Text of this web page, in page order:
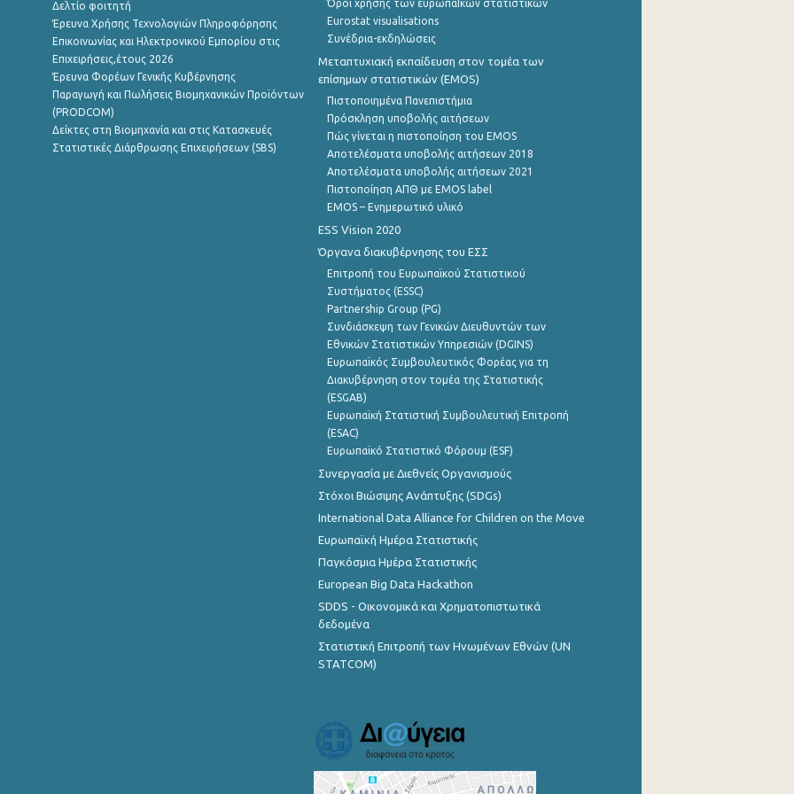
Δελτίο φοιτητή
Έρευνα Χρήσης Τεχνολογιών Πληροφόρησης
Επικοινωνίας και Ηλεκτρονικού Εμπορίου στις
Επιχειρήσεις,έτους 2026
Έρευνα Φορέων Γενικής Κυβέρνησης
Παραγωγή και Πωλήσεις Βιομηχανικών Προϊόντων
(PRODCOM)
Δείκτες στη Βιομηχανία και στις Κατασκευές
Στατιστικές Διάρθρωσης Επιχειρήσεων (SBS)
Όροι χρήσης των ευρωπαΪκών στατιστικών
Eurostat visualisations
Συνέδρια-εκδηλώσεις
Μεταπτυχιακή εκπαίδευση στον τομέα των
επίσημων στατιστικών (EMOS)
Πιστοποιημένα Πανεπιστήμια
Πρόσκληση υποβολής αιτήσεων
Πώς γίνεται η πιστοποίηση του EMOS
Αποτελέσματα υποβολής αιτήσεων 2018
Αποτελέσματα υποβολής αιτήσεων 2021
Πιστοποίηση ΑΠΘ με EMOS label
EMOS – Ενημερωτικό υλικό
ESS Vision 2020
Όργανα διακυβέρνησης του ΕΣΣ
Επιτροπή του Ευρωπαϊκού Στατιστικού
Συστήματος (ESSC)
Partnership Group (PG)
Συνδιάσκεψη των Γενικών Διευθυντών των
Εθνικών Στατιστικών Υπηρεσιών (DGINS)
Ευρωπαϊκός Συμβουλευτικός Φορέας για τη
Διακυβέρνηση στον τομέα της Στατιστικής
(ESGAB)
Ευρωπαϊκή Στατιστική Συμβουλευτική Επιτροπή
(ESAC)
Ευρωπαϊκό Στατιστικό Φόρουμ (ESF)
Συνεργασία με Διεθνείς Οργανισμούς
Στόχοι Βιώσιμης Ανάπτυξης (SDGs)
International Data Alliance for Children on the Move
Ευρωπαϊκή Ημέρα Στατιστικής
Παγκόσμια Ημέρα Στατιστικής
European Big Data Hackathon
SDDS - Οικονομικά και Χρηματοπιστωτικά
δεδομένα
Στατιστική Επιτροπή των Ηνωμένων Εθνών (UN
STATCOM)